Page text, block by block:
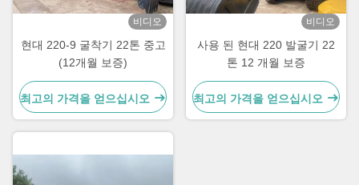
비디오
현대 220-9 굴착기 22톤 중고
(12개월 보증)
최고의 가격을 얻으십시오
비디오
사용 된 현대 220 발굴기 22
톤 12 개월 보증
최고의 가격을 얻으십시오